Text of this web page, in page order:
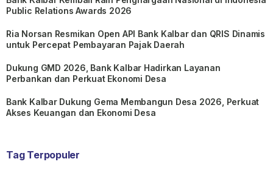
Public Relations Awards 2026
Ria Norsan Resmikan Open API Bank Kalbar dan QRIS Dinamis
untuk Percepat Pembayaran Pajak Daerah
Dukung GMD 2026, Bank Kalbar Hadirkan Layanan
Perbankan dan Perkuat Ekonomi Desa
Bank Kalbar Dukung Gema Membangun Desa 2026, Perkuat
Akses Keuangan dan Ekonomi Desa
Tag Terpopuler